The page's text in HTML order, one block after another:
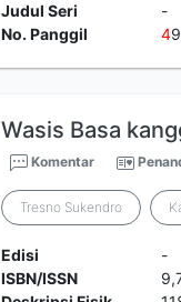
Judul Seri
-
No. Panggil
4
Wasis Basa
Komentar
Tresno Sukendro
Edisi
-
ISBN/ISSN